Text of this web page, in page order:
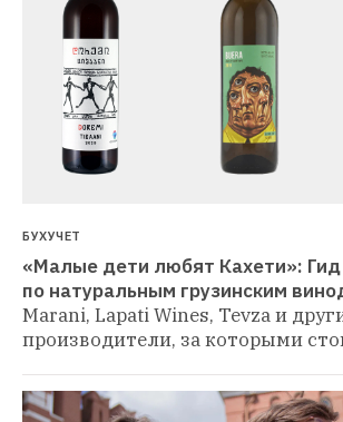
БУХУЧЕТ
«Малые дети любят Кахети»: Гид
по натуральным грузинским
Marani, Lapati Wines, Tevza и
производители, за которыми